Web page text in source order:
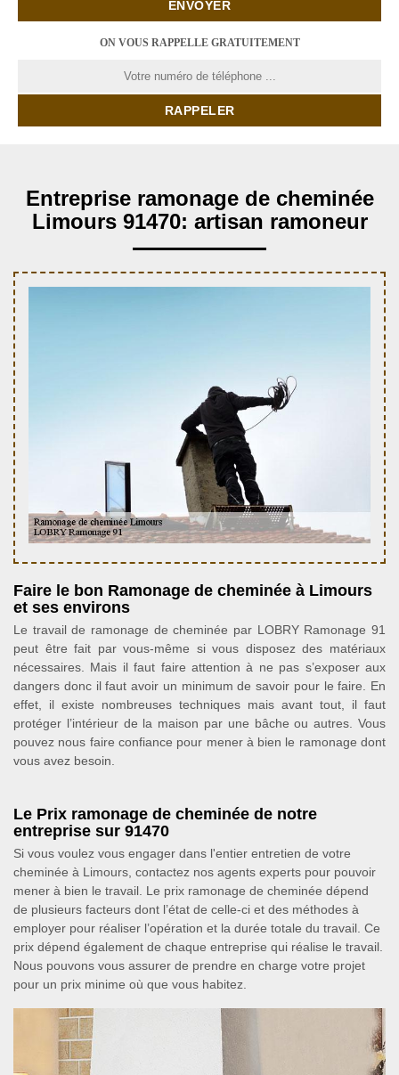
ON VOUS RAPPELLE GRATUITEMENT
Entreprise ramonage de cheminée
Limours 91470: artisan ramoneur
Faire le bon Ramonage de cheminée à Limours
et ses environs
Le travail de ramonage de cheminée par LOBRY Ramonage 91
peut être fait par vous-même si vous disposez des matériaux
nécessaires. Mais il faut faire attention à ne pas s’exposer aux
dangers donc il faut avoir un minimum de savoir pour le faire. En
effet, il existe nombreuses techniques mais avant tout, il faut
protéger l’intérieur de la maison par une bâche ou autres. Vous
pouvez nous faire confiance pour mener à bien le ramonage dont
vous avez besoin.
Le Prix ramonage de cheminée de notre
entreprise sur 91470
Si vous voulez vous engager dans l'entier entretien de votre
cheminée à Limours, contactez nos agents experts pour pouvoir
mener à bien le travail. Le prix ramonage de cheminée dépend
de plusieurs facteurs dont l’état de celle-ci et des méthodes à
employer pour réaliser l’opération et la durée totale du travail. Ce
prix dépend également de chaque entreprise qui réalise le travail.
Nous pouvons vous assurer de prendre en charge votre projet
pour un prix minime où que vous habitez.